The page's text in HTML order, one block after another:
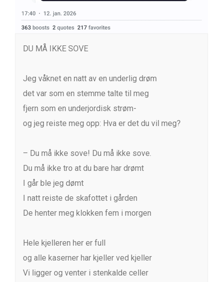
DU MÅ IKKE SOVE
Jeg våknet en natt av en underlig drøm
det var som en stemme talte til meg
fjern som en underjordisk strøm-
og jeg reiste meg opp: Hva er det du vil meg?
– Du må ikke sove! Du må ikke sove.
Du må ikke tro at du bare har drømt
I går ble jeg dømt
I natt reiste de skafottet i gården
De henter meg klokken fem i morgen
Hele kjelleren her er full
og alle kaserner har kjeller ved kjeller
Vi ligger og venter i stenkalde celler